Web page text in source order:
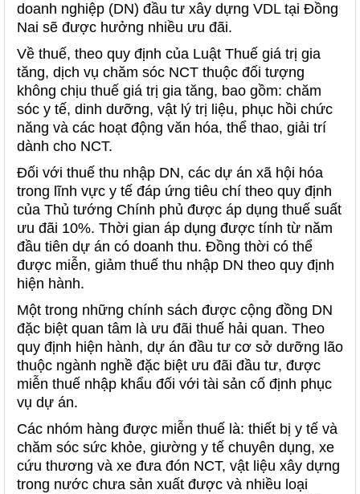
doanh nghiệp (DN) đầu tư xây dựng VDL tại Đồng
Nai sẽ được hưởng nhiều ưu đãi.
Về thuế, theo quy định của Luật Thuế giá trị gia
tăng, dịch vụ chăm sóc NCT thuộc đối tượng
không chịu thuế giá trị gia tăng, bao gồm: chăm
sóc y tế, dinh dưỡng, vật lý trị liệu, phục hồi chức
năng và các hoạt động văn hóa, thể thao, giải trí
dành cho NCT.
Đối với thuế thu nhập DN, các dự án xã hội hóa
trong lĩnh vực y tế đáp ứng tiêu chí theo quy định
của Thủ tướng Chính phủ được áp dụng thuế suất
ưu đãi 10%. Thời gian áp dụng được tính từ năm
đầu tiên dự án có doanh thu. Đồng thời có thể
được miễn, giảm thuế thu nhập DN theo quy định
hiện hành.
Một trong những chính sách được cộng đồng DN
đặc biệt quan tâm là ưu đãi thuế hải quan. Theo
quy định hiện hành, dự án đầu tư cơ sở dưỡng lão
thuộc ngành nghề đặc biệt ưu đãi đầu tư, được
miễn thuế nhập khẩu đối với tài sản cố định phục
vụ dự án.
Các nhóm hàng được miễn thuế là: thiết bị y tế và
chăm sóc sức khỏe, giường y tế chuyên dụng, xe
cứu thương và xe đưa đón NCT, vật liệu xây dựng
trong nước chưa sản xuất được và nhiều loại